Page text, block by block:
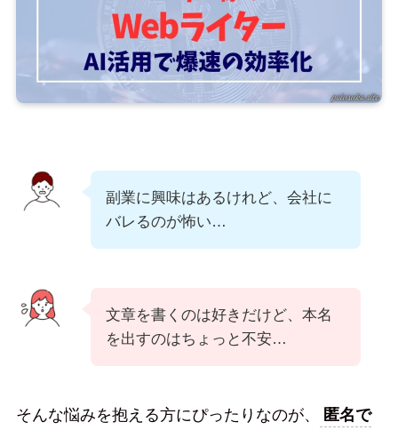
副業に興味はあるけれど、会社に
バレるのが怖い…
文章を書くのは好きだけど、本名
を出すのはちょっと不安…
そんな悩みを抱える方にぴったりなのが、
匿名で